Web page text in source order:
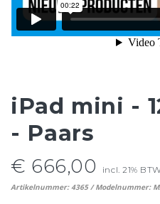
iPad mini -
- Paars
€ 666,00 incl. 21%
Artikelnummer: 4365 / Modelnummer: